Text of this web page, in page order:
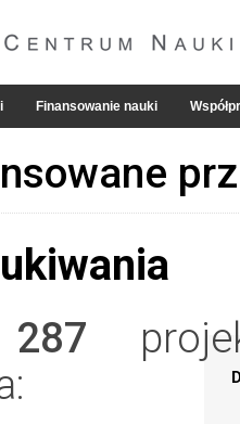
Finansowanie nauki
287